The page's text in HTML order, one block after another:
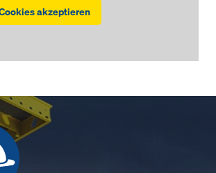
akzeptieren